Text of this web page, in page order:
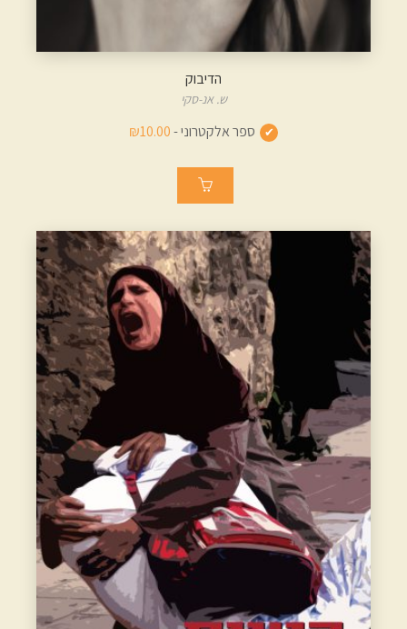
הדיבוק
ש. אנ-סקי
ספר אלקטרוני -₪10.00